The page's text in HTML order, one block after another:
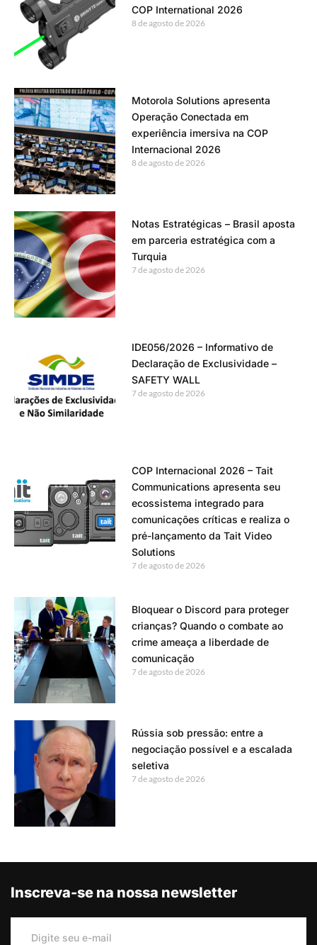
COP International 2026
8 de agosto de 2026
Motorola Solutions apresenta
Operação Conectada em
experiência imersiva na COP
Internacional 2026
8 de agosto de 2026
Notas Estratégicas – Brasil aposta
em parceria estratégica com a
Turquia
7 de agosto de 2026
IDE056/2026 – Informativo de
Declaração de Exclusividade –
SAFETY WALL
7 de agosto de 2026
COP Internacional 2026 – Tait
Communications apresenta seu
ecossistema integrado para
comunicações críticas e realiza o
pré-lançamento da Tait Video
Solutions
7 de agosto de 2026
Bloquear o Discord para proteger
crianças? Quando o combate ao
crime ameaça a liberdade de
comunicação
7 de agosto de 2026
Rússia sob pressão: entre a
negociação possível e a escalada
seletiva
7 de agosto de 2026
Inscreva-se na nossa newsletter